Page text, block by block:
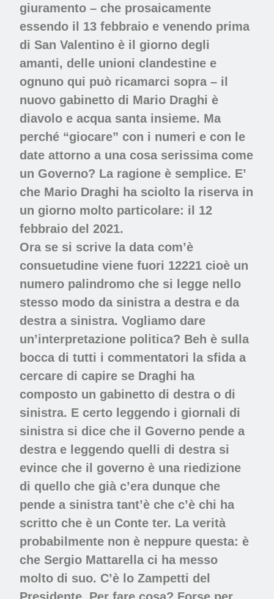
giuramento – che prosaicamente
essendo il 13 febbraio e venendo prima
di San Valentino è il giorno degli
amanti, delle unioni clandestine e
ognuno qui può ricamarci sopra – il
nuovo gabinetto di Mario Draghi è
diavolo e acqua santa insieme. Ma
perché “giocare” con i numeri e con le
date attorno a una cosa serissima come
un Governo? La ragione è semplice. E’
che Mario Draghi ha sciolto la riserva in
un giorno molto particolare: il 12
febbraio del 2021.
Ora se si scrive la data com’è
consuetudine viene fuori 12221 cioè un
numero palindromo che si legge nello
stesso modo da sinistra a destra e da
destra a sinistra. Vogliamo dare
un’interpretazione politica? Beh è sulla
bocca di tutti i commentatori la sfida a
cercare di capire se Draghi ha
composto un gabinetto di destra o di
sinistra. E certo leggendo i giornali di
sinistra si dice che il Governo pende a
destra e leggendo quelli di destra si
evince che il governo è una riedizione
di quello che già c’era dunque che
pende a sinistra tant’è che c’è chi ha
scritto che è un Conte ter. La verità
probabilmente non è neppure questa: è
che Sergio Mattarella ci ha messo
molto di suo. C’è lo Zampetti del